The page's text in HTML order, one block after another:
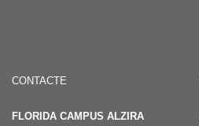
CONTACTE
FLORIDA CAMPUS ALZIRA